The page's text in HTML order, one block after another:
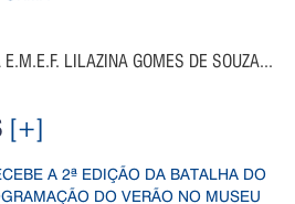
E.M.E.F. LILAZINA GOMES DE SOUZA...
[+]